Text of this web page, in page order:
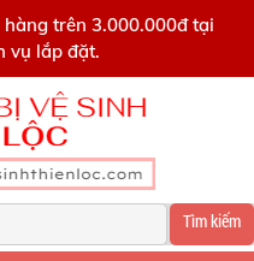
hàng trên 3.000.000đ tại
vụ lắp đặt.
Tìm kiếm